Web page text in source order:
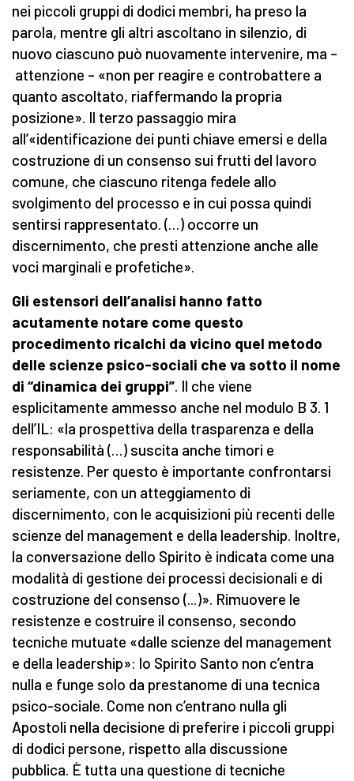
nei piccoli gruppi di dodici membri, ha preso la
parola, mentre gli altri ascoltano in silenzio, di
nuovo ciascuno può nuovamente intervenire, ma –
attenzione – «non per reagire e controbattere a
quanto ascoltato, riaffermando la propria
posizione». Il terzo passaggio mira
all’«identificazione dei punti chiave emersi e della
costruzione di un consenso sui frutti del lavoro
comune, che ciascuno ritenga fedele allo
svolgimento del processo e in cui possa quindi
sentirsi rappresentato. (…) occorre un
discernimento, che presti attenzione anche alle
voci marginali e profetiche».
Gli estensori dell’analisi hanno fatto
acutamente notare come questo
procedimento ricalchi da vicino quel metodo
delle scienze psico-sociali che va sotto il nome
di “dinamica dei gruppi”. Il che viene
esplicitamente ammesso anche nel modulo B 3. 1
dell’IL: «la prospettiva della trasparenza e della
responsabilità (…) suscita anche timori e
resistenze. Per questo è importante confrontarsi
seriamente, con un atteggiamento di
discernimento, con le acquisizioni più recenti delle
scienze del management e della leadership. Inoltre,
la conversazione dello Spirito è indicata come una
modalità di gestione dei processi decisionali e di
costruzione del consenso (...)». Rimuovere le
resistenze e costruire il consenso, secondo
tecniche mutuate «dalle scienze del management
e della leadership»: lo Spirito Santo non c’entra
nulla e funge solo da prestanome di una tecnica
psico-sociale. Come non c’entrano nulla gli
Apostoli nella decisione di preferire i piccoli gruppi
di dodici persone, rispetto alla discussione
pubblica. È tutta una questione di tecniche